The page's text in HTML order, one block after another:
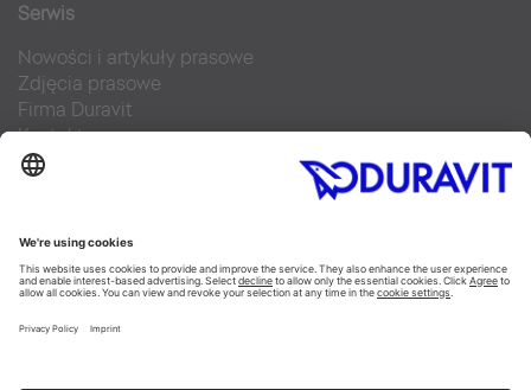
Serwis
Nowości i artykuły prasowe
Zdjęcia prasowe
Firma Duravit
Kontakt
Najczęściej zadawane pytania
Facebook
Instagram
Pinterest
Blog
Flickr